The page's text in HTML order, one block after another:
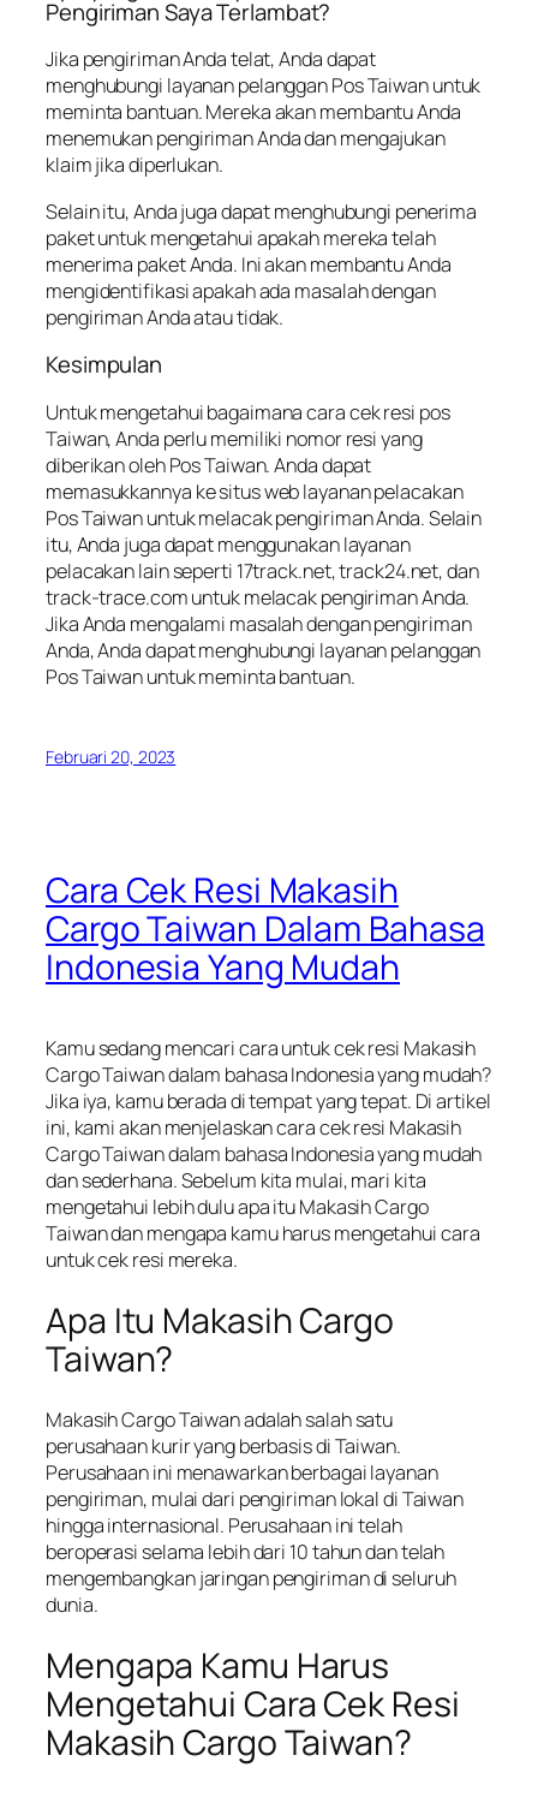
Pengiriman Saya Terlambat?
Jika pengiriman Anda telat, Anda dapat
menghubungi layanan pelanggan Pos Taiwan untuk
meminta bantuan. Mereka akan membantu Anda
menemukan pengiriman Anda dan mengajukan
klaim jika diperlukan.
Selain itu, Anda juga dapat menghubungi penerima
paket untuk mengetahui apakah mereka telah
menerima paket Anda. Ini akan membantu Anda
mengidentifikasi apakah ada masalah dengan
pengiriman Anda atau tidak.
Kesimpulan
Untuk mengetahui bagaimana cara cek resi pos
Taiwan, Anda perlu memiliki nomor resi yang
diberikan oleh Pos Taiwan. Anda dapat
memasukkannya ke situs web layanan pelacakan
Pos Taiwan untuk melacak pengiriman Anda. Selain
itu, Anda juga dapat menggunakan layanan
pelacakan lain seperti 17track.net, track24.net, dan
track-trace.com untuk melacak pengiriman Anda.
Jika Anda mengalami masalah dengan pengiriman
Anda, Anda dapat menghubungi layanan pelanggan
Pos Taiwan untuk meminta bantuan.
Februari 20, 2023
Cara Cek Resi Makasih
Cargo Taiwan Dalam Bahasa
Indonesia Yang Mudah
Kamu sedang mencari cara untuk cek resi Makasih
Cargo Taiwan dalam bahasa Indonesia yang mudah?
Jika iya, kamu berada di tempat yang tepat. Di artikel
ini, kami akan menjelaskan cara cek resi Makasih
Cargo Taiwan dalam bahasa Indonesia yang mudah
dan sederhana. Sebelum kita mulai, mari kita
mengetahui lebih dulu apa itu Makasih Cargo
Taiwan dan mengapa kamu harus mengetahui cara
untuk cek resi mereka.
Apa Itu Makasih Cargo
Taiwan?
Makasih Cargo Taiwan adalah salah satu
perusahaan kurir yang berbasis di Taiwan.
Perusahaan ini menawarkan berbagai layanan
pengiriman, mulai dari pengiriman lokal di Taiwan
hingga internasional. Perusahaan ini telah
beroperasi selama lebih dari 10 tahun dan telah
mengembangkan jaringan pengiriman di seluruh
dunia.
Mengapa Kamu Harus
Mengetahui Cara Cek Resi
Makasih Cargo Taiwan?